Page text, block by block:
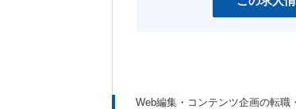
Web編集・コンテンツ企画の転職